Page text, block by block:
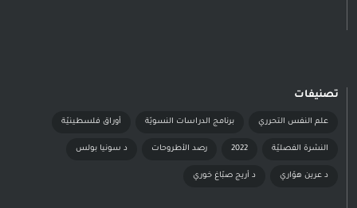
تصنيفات
علم النفس التحرري برنامج الدراسات النسويّة أوراق فلسطينيّة
النشرة الفصليّة 2022 رصد الأطروحات د سونيا بولس
د عرين هوّاري د أريج صبّاغ خوري